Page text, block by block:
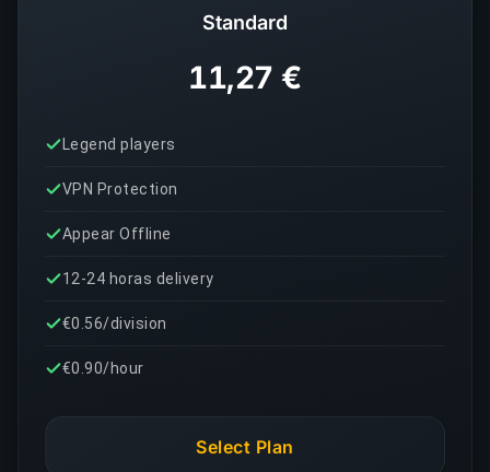
Standard
11,27 €
Legend players
VPN Protection
Appear Offline
12-24 horas delivery
€0.56/division
€0.90/hour
Select Plan